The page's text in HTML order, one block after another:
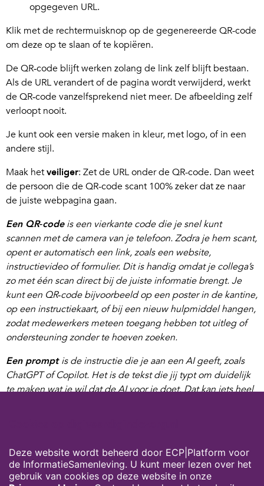
opgegeven URL.
Klik met de rechtermuisknop op de gegenereerde QR-code
om deze op te slaan of te kopiëren.
De QR‑code blijft werken zolang de link zelf blijft bestaan.
Als de URL verandert of de pagina wordt verwijderd, werkt
de QR‑code vanzelfsprekend niet meer. De afbeelding zelf
verloopt nooit.
Je kunt ook een versie maken in kleur, met logo, of in een
andere stijl.
Maak hetveiliger: Zet de URL onder de QR-code. Dan weet
de persoon die de QR-code scant 100% zeker dat ze naar
de juiste webpagina gaan.
Een QR‑codeis een vierkante code die je snel kunt
scannen met de camera van je telefoon. Zodra je hem scant,
opent er automatisch een link, zoals een website,
instructievideo of formulier. Dit is handig omdat je collega’s
zo met één scan direct bij de juiste informatie brengt. Je
kunt een QR‑code bijvoorbeeld op een poster in de kantine,
op een instructiekaart, of bij een nieuw hulpmiddel hangen,
zodat medewerkers meteen toegang hebben tot uitleg of
ondersteuning zonder te hoeven zoeken.
Een promptis de instructie die je aan een AI geeft, zoals
ChatGPT of Copilot. Het is de tekst die jij typt om duidelijk
te maken wat je wil dat de AI voor je doet. Dat kan iets heel
acties”). Hoe duidelijker je prompt, hoe beter de AI begrijpt
wat je bedoelt en hoe bruikbaarder het resultaat wordt.
Deze website wordt beheerd door ECP|Platform voor
de InformatieSamenleving. U kunt meer lezen over het
gebruik van cookies op deze website in onze